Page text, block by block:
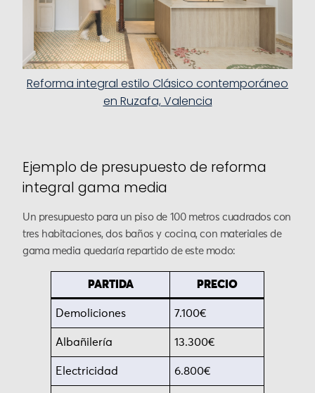
Reforma integral estilo Clásico contemporáneo
en Ruzafa, Valencia
Ejemplo de presupuesto de reforma
integral gama media
Un presupuesto para un piso de 100 metros cuadrados con
tres habitaciones, dos baños y cocina, con materiales de
gama media quedaría repartido de este modo:
PARTIDA PRECIO
Demoliciones 7.100€
Albañilería 13.300€
Electricidad 6.800€